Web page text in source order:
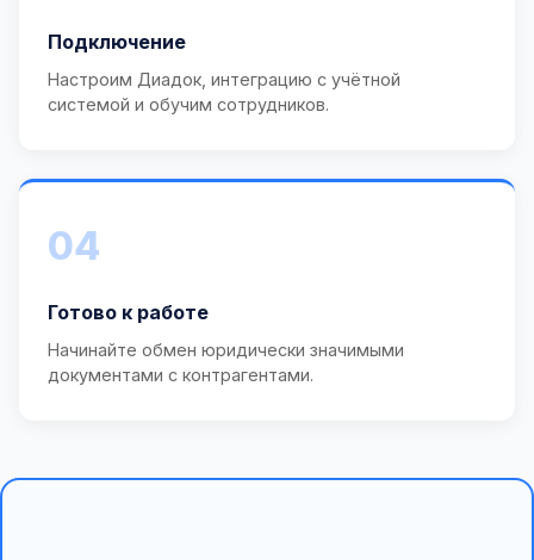
Подключение
Настроим Диадок, интеграцию с учётной
системой и обучим сотрудников.
04
Готово к работе
Начинайте обмен юридически значимыми
документами с контрагентами.